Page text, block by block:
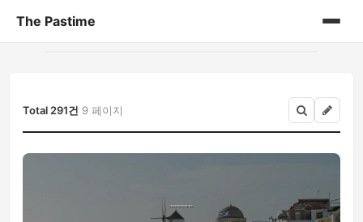
The Pastime
게시판
Total 291건 9 페이지